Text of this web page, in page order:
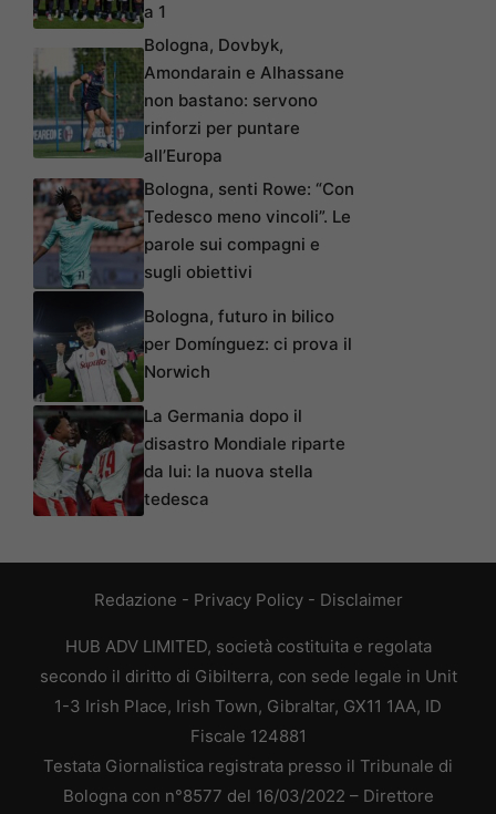
a 1
Bologna, Dovbyk,
Amondarain e Alhassane
non bastano: servono
rinforzi per puntare
all’Europa
Bologna, senti Rowe: “Con
Tedesco meno vincoli”. Le
parole sui compagni e
sugli obiettivi
Bologna, futuro in bilico
per Domínguez: ci prova il
Norwich
La Germania dopo il
disastro Mondiale riparte
da lui: la nuova stella
tedesca
Redazione - Privacy Policy- Disclaimer
HUB ADV LIMITED, società costituita e regolata
secondo il diritto di Gibilterra, con sede legale in Unit
1-3 Irish Place, Irish Town, Gibraltar, GX11 1AA, ID
Fiscale 124881
Testata Giornalistica registrata presso il Tribunale di
Bologna con n°8577 del 16/03/2022 – Direttore